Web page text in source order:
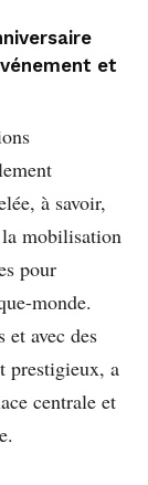
et
à savoir,
la mobilisation
pour
monde.
et avec des
prestigieux, a
centrale et